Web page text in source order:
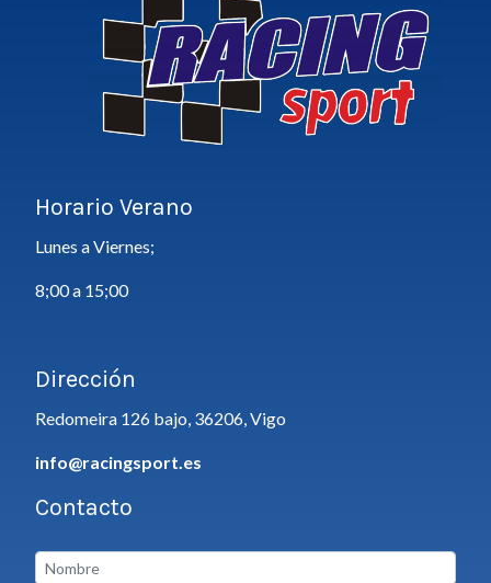
Horario Verano
Lunes a Viernes;
8;00 a 15;00
Dirección
Redomeira 126 bajo, 36206, Vigo
info@racingsport.es
Contacto